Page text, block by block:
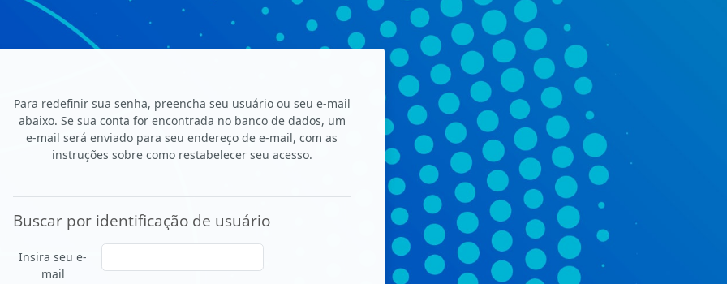
Para redefinir sua senha, preencha seu usuário ou seu e-mail
abaixo. Se sua conta for encontrada no banco de dados, um
e-mail será enviado para seu endereço de e-mail, com as
instruções sobre como restabelecer seu acesso.
Buscar por identificação de usuário
Buscar por identificação de usuário
Insira seu e-
mail